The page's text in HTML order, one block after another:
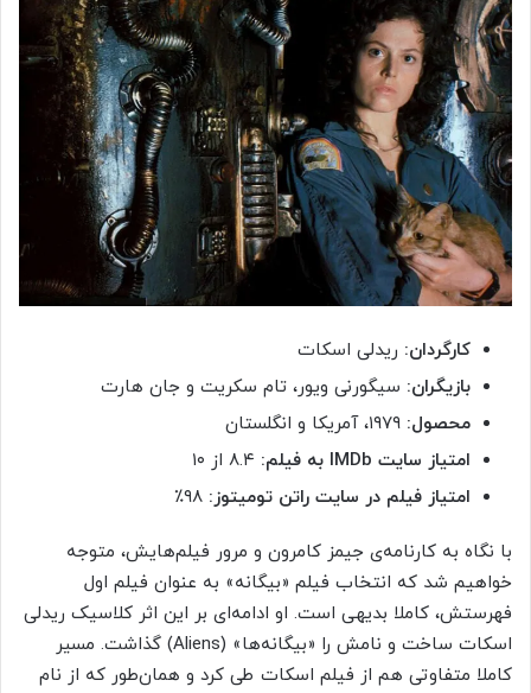
کارگردان: ریدلی اسکات
بازیگران: سیگورنی ویور، تام سکریت و جان هارت
محصول:
امتیاز سایت IMDb به فیلم:
امتیاز فیلم در سایت راتن تومیتوز:
با نگاه به کارنامه‌ی جیمز کامرون و مرور فیلم‌هایش، متوجه
خواهیم شد که انتخاب فیلم «بیگانه» به عنوان فیلم اول
فهرستش، کاملا بدیهی است. او ادامه‌ای بر این اثر کلاسیک ریدلی
اسکات ساخت و نامش را «بیگانه‌ها» (Aliens) گذاشت. مسیر
کاملا متفاوتی هم از فیلم اسکات طی کرد و همان‌طور که از نام